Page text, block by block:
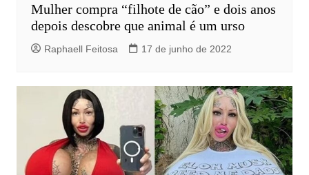
Mulher compra “filhote de cão” e dois anos
depois descobre que animal é um urso
Raphaell Feitosa 17 de junho de 2022